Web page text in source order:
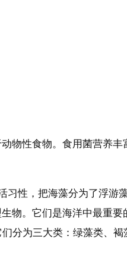
物性食物。食用菌营养丰
性，把海藻分为了浮游
物。它们是海洋中最重要
分为三大类：绿藻类、